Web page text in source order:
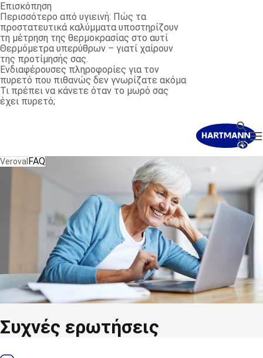
Επισκόπηση
Περισσότερο από υγιεινή: Πώς τα
προστατευτικά καλύμματα υποστηρίζουν
τη μέτρηση της θερμοκρασίας στο αυτί
Θερμόμετρα υπερύθρων – γιατί χαίρουν
της προτίμησής σας.
Ενδιαφέρουσες πληροφορίες για τον
πυρετό που πιθανώς δεν γνωρίζατε ακόμα
Τι πρέπει να κάνετε όταν το μωρό σας
έχει πυρετό;
Όρος
Veroval FAQ
Συχνές ερωτήσεις